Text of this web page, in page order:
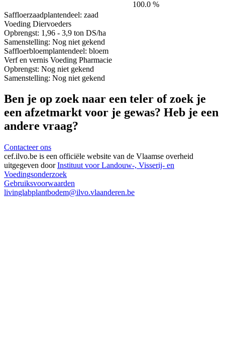
100.0 %
Saffloerzaadplantendeel: zaad
Voeding Diervoeders
Opbrengst: 1,96 - 3,9 ton DS/ha
Samenstelling: Nog niet gekend
Saffloerbloemplantendeel: bloem
Verf en vernis Voeding Pharmacie
Opbrengst: Nog niet gekend
Samenstelling: Nog niet gekend
Ben je op zoek naar een teler of zoek je
een afzetmarkt voor je gewas? Heb je een
andere vraag?
Contacteer ons
cef.ilvo.be is een officiële website van de Vlaamse overheid
uitgegeven doorInstituut voor Landouw-, Visserij- en
Voedingsonderzoek
Gebruiksvoorwaarden
livinglabplantbodem@ilvo.vlaanderen.be